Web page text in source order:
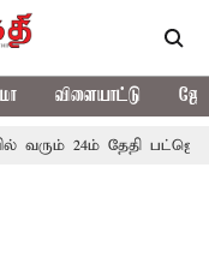
விளையாட்டு
தேதி பட்ஜெட் தாக்கல்